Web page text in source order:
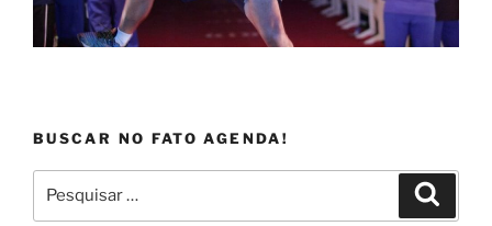
BUSCAR NO FATO AGENDA!
por: